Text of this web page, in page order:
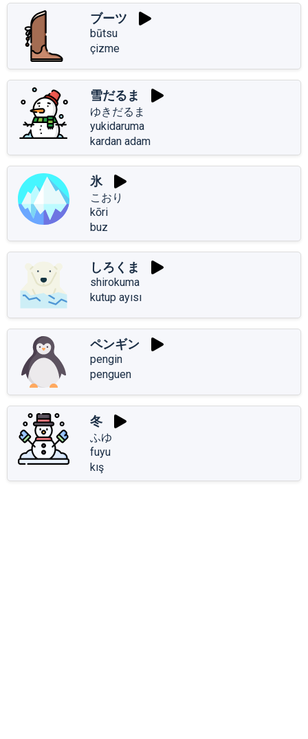
ブーツ
būtsu
çizme
雪だるま
ゆきだるま
yukidaruma
kardan adam
氷
こおり
kōri
buz
しろくま
shirokuma
kutup ayısı
ペンギン
pengin
penguen
冬
ふゆ
fuyu
kış